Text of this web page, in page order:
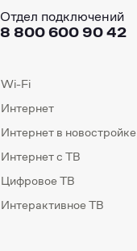
Отдел подключений
8 800 600 90 42
Wi-Fi
Интернет
Интернет в новостройке
Интернет с ТВ
Цифровое ТВ
Интерактивное ТВ